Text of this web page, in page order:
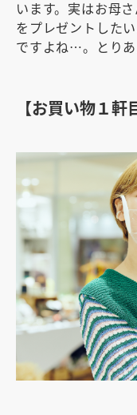
います。実はお母
をプレゼントした
ですよね…。とりあ
【お買い物１